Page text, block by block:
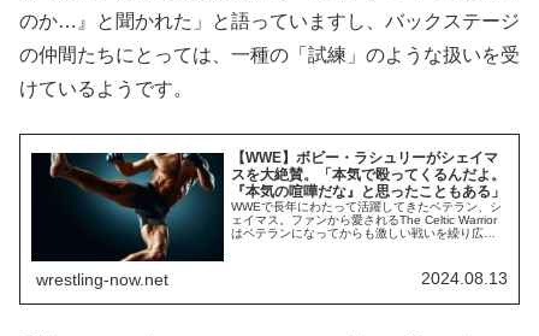
のか…』と聞かれた」と語っていますし、バックステージ
の仲間たちにとっては、一種の「試練」のような扱いを受
けているようです。
【WWE】ボビー・ラシュリーがシェイマ
スを大絶賛。「本気で殴ってくるんだよ。
『本気の喧嘩だな』と思ったこともある」
WWEで長年にわたって活躍してきたベテラン、シ
ェイマス。ファンから愛されるThe Celtic Warrior
はベテランになってからも激しい戦いを繰り広
した。衰え知らずの46歳です。そんな彼は、仲間
たちからも「戦士」としての戦いぶりに評価が高
wrestling-now.net 2024.08.13